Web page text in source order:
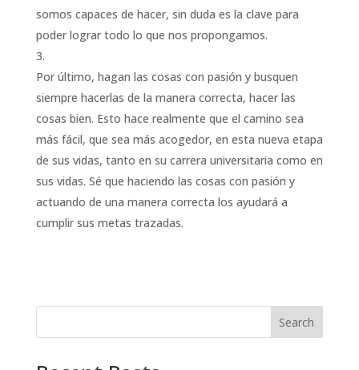
somos capaces de hacer, sin duda es la clave para
poder lograr todo lo que nos propongamos.
Por último, hagan las cosas con pasión y busquen
siempre hacerlas de la manera correcta, hacer las
cosas bien. Esto hace realmente que el camino sea
más fácil, que sea más acogedor, en esta nueva etapa
de sus vidas, tanto en su carrera universitaria como en
sus vidas. Sé que haciendo las cosas con pasión y
actuando de una manera correcta los ayudará a
cumplir sus metas trazadas.
Search